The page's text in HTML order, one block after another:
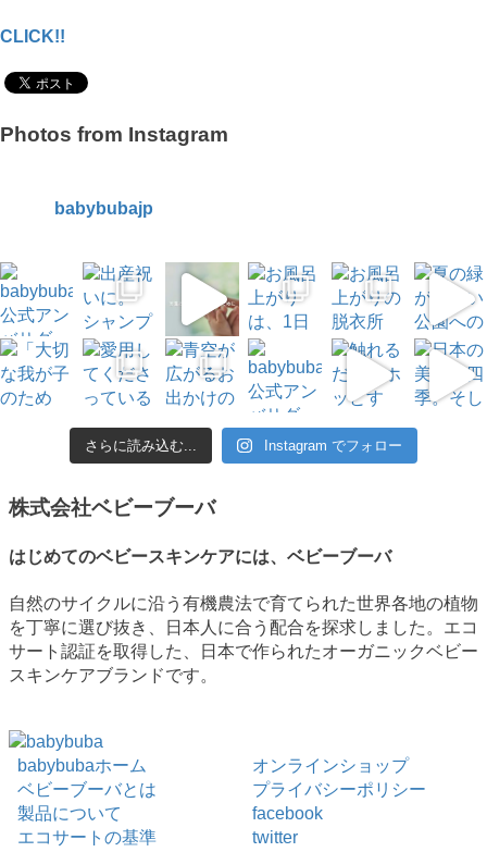
CLICK!!
Photos from Instagram
babybubajp
さらに読み込む... Instagram でフォロー
株式会社ベビーブーバ
はじめてのベビースキンケアには、ベビーブーバ
自然のサイクルに沿う有機農法で育てられた世界各地の植物
を丁寧に選び抜き、日本人に合う配合を探求しました。エコ
サート認証を取得した、日本で作られたオーガニックベビー
スキンケアブランドです。
babybubaホーム
ベビーブーバとは
製品について
エコサートの基準
オンラインショップ
プライバシーポリシー
facebook
twitter